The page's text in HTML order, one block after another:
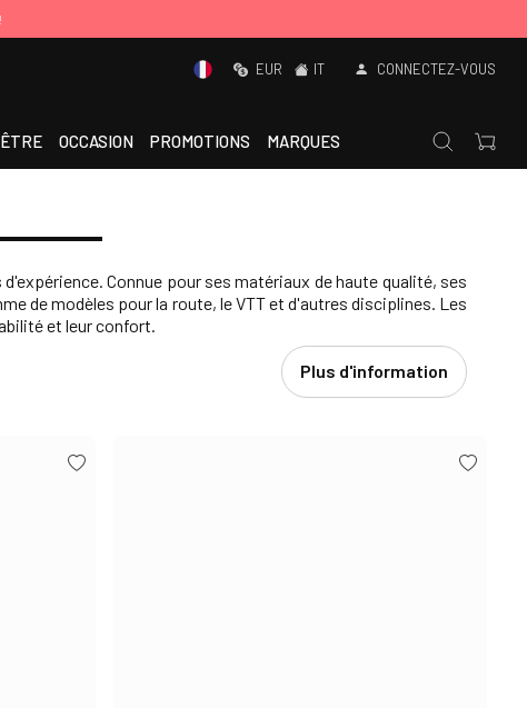
EUR IT CONNECTEZ-VOUS
OCCASION PROMOTIONS MARQUES
Connue pour ses matériaux de haute qualité, ses
de modèles pour la route, le VTT et d'autres disciplines. Les
et leur confort.
Plus d'information